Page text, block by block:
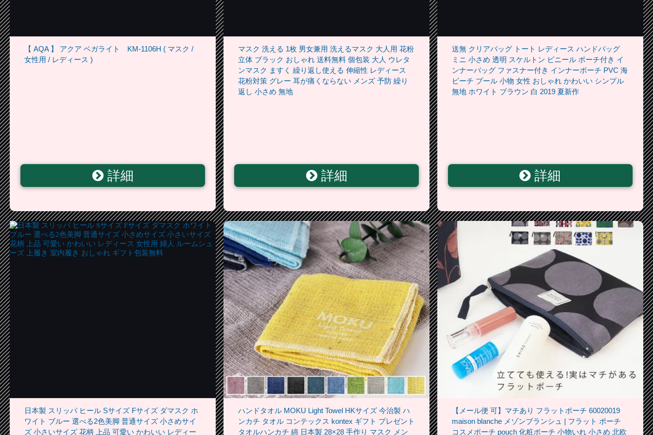
【 AQA 】 アクア ベガライト KM-1106H ( マスク /
女性用 / レディース )
詳細
マスク 洗える 1枚 男女兼用 洗えるマスク 大人用 花粉
立体 ブラック おしゃれ 送料無料 個包装 大人 ウレタ
ンマスク ますく 繰り返し使える 伸縮性 レディース
花粉対策 グレー 耳が痛くならない メンズ 予防 繰り
返し 小さめ 無地
詳細
送無 クリアバッグ トート レディース ハンドバッグ
ミニ 小さめ 透明 スケルトン ビニール ポーチ付き イ
ンナーバッグ ファスナー付き インナーポーチ PVC 海
ビーチ プール 小物 女性 おしゃれ かわいい シンプル
無地 ホワイト ブラウン 白 2019 夏新作
詳細
日本製 スリッパ ヒール Sサイズ Fサイズ ダマスク ホ
ワイト ブルー 選べる2色美脚 普通サイズ 小さめサイ
ズ 小さいサイズ 花柄 上品 可愛い かわいい レディー
ハンドタオル MOKU Light Towel HKサイズ 今治製 ハ
ンカチ タオル コンテックス kontex ギフト プレゼント
タオルハンカチ 綿 日本製 28×28 手作り マスク メン
【メール便 可】マチあり フラットポーチ 60020019
maison blanche メゾンブランシュ | フラット ポーチ
コスメポーチ pouch 化粧ポーチ 小物いれ 小さめ 北欧